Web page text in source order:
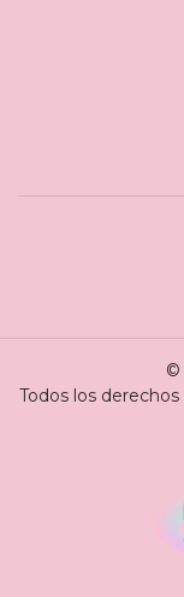
©
Todos los derechos